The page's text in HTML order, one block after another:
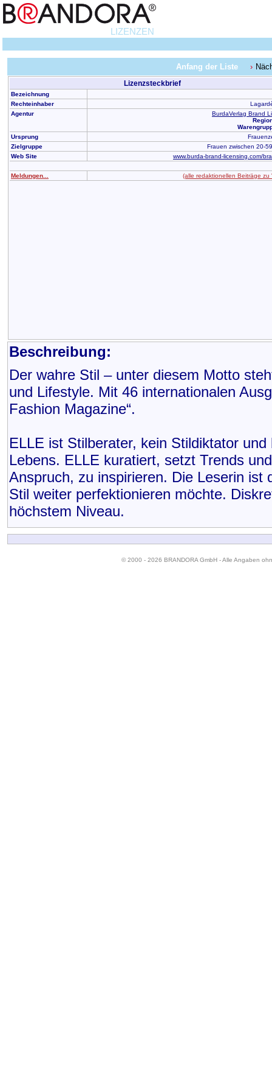
LIZENZEN
Anfang der Liste
Lizenzsteckbrief
Bezeichnung
Rechteinhaber
Agentur
BurdaVerlag Brand
Ursprung
Zielgruppe
Frauen zwischen 20-
Web Site
www.burda-brand-licensing.com/
Meldungen... (alle redaktionellen Beiträge zu
Beschreibung:
Der wahre Stil – unter diesem Motto
und Lifestyle. Mit 46 internationalen
Fashion Magazine“.
ELLE ist Stilberater, kein Stildiktator
Lebens. ELLE kuratiert, setzt Trends
Anspruch, zu inspirieren. Die Leserin ist
Stil weiter perfektionieren möchte.
höchstem Niveau.
© 2000 - 2026 BRANDORA GmbH - Alle Angaben